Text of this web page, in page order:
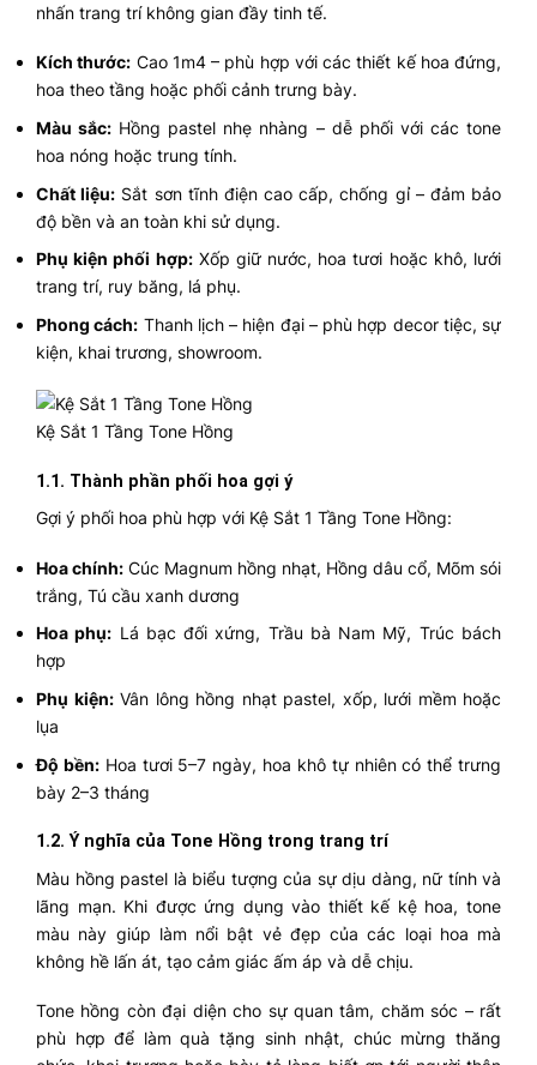
nhấn trang trí không gian đầy tinh tế.
Kích thước: Cao 1m4 – phù hợp với các thiết kế hoa đứng,
hoa theo tầng hoặc phối cảnh trưng bày.
Màu sắc: Hồng pastel nhẹ nhàng – dễ phối với các tone
hoa nóng hoặc trung tính.
Chất liệu: Sắt sơn tĩnh điện cao cấp, chống gỉ – đảm bảo
độ bền và an toàn khi sử dụng.
Phụ kiện phối hợp:Xốp giữ nước, hoa tươi hoặc khô, lưới
trang trí, ruy băng, lá phụ.
Phong cách: Thanh lịch – hiện đại – phù hợp decor tiệc, sự
kiện, khai trương, showroom.
Kệ Sắt 1 Tầng Tone Hồng
1.1. Thành phần phối hoa gợi ý
Gợi ý phối hoa phù hợp với Kệ Sắt 1 Tầng Tone Hồng:
Hoa chính: Cúc Magnum hồng nhạt, Hồng dâu cổ, Mõm sói
trắng, Tú cầu xanh dương
Hoa phụ: Lá bạc đối xứng, Trầu bà Nam Mỹ, Trúc bách
hợp
Phụ kiện:Vân lông hồng nhạt pastel, xốp, lưới mềm hoặc
lụa
Độ bền:Hoa tươi 5–7 ngày, hoa khô tự nhiên có thể trưng
bày 2–3 tháng
1.2. Ý nghĩa của Tone Hồng trong trang trí
Màu hồng pastel là biểu tượng của sự dịu dàng, nữ tính và
lãng mạn. Khi được ứng dụng vào thiết kế kệ hoa, tone
màu này giúp làm nổi bật vẻ đẹp của các loại hoa mà
không hề lấn át, tạo cảm giác ấm áp và dễ chịu.
Tone hồng còn đại diện cho sự quan tâm, chăm sóc – rất
phù hợp để làm quà tặng sinh nhật, chúc mừng thăng